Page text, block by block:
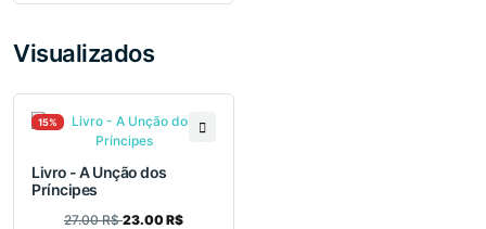
Visualizados
15%
Livro - A Unção dos
Príncipes
27.00 R$23.00 R$